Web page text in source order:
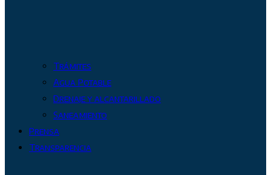
Trámites
Agua Potable
Drenaje y alcantarillado
Saneamiento
Prensa
Transparencia